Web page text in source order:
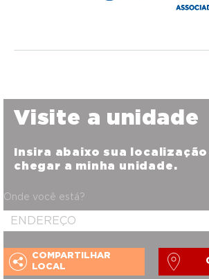
Visite a unidade
Insira abaixo sua
chegar a minha unidade.
Onde você está?
COMPARTILHAR
LOCAL